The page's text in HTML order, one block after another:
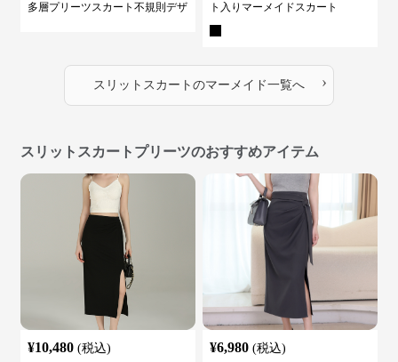
多層プリーツスカート不規則デザ
ト入りマーメイドスカート
スリットスカート のマーメイド一覧へ ›
スリットスカートプリーツのおすすめアイテム
¥10,480 (税込) ¥6,980 (税込)